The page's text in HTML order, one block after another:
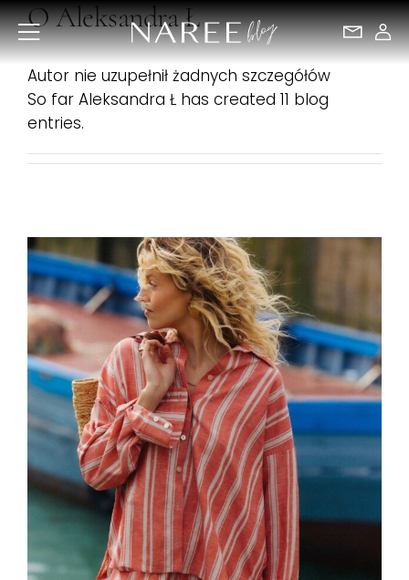
Przejdź
do
zawartości
OAleksandra Ł
Autor nie uzupełnił żadnych szczegółów
So far Aleksandra Ł has created 11 blog
entries.